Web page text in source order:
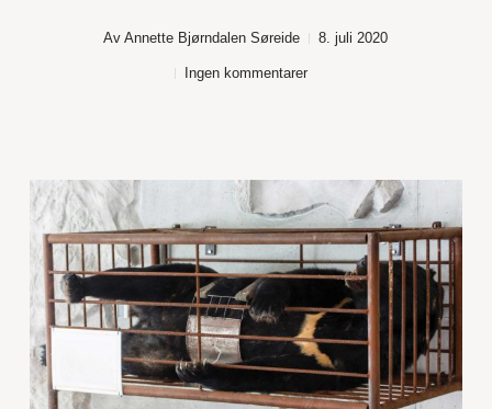
Av Annette Bjørndalen Søreide 8. juli 2020
Ingen kommentarer